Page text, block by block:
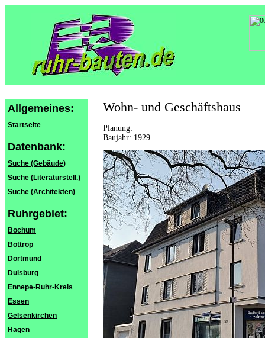
Allgemeines:
Startseite
Datenbank:
Suche (Gebäude)
Suche (Literaturstell.)
Suche (Architekten)
Ruhrgebiet:
Bochum
Bottrop
Dortmund
Duisburg
Ennepe-Ruhr-Kreis
Essen
Gelsenkirchen
Hagen
Wohn- und Geschäftshaus
Planung:
Baujahr: 1929